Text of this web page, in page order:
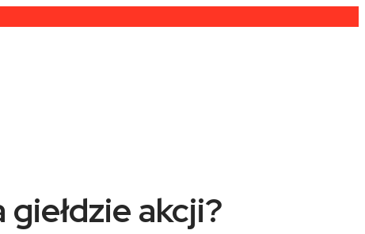
akcji?